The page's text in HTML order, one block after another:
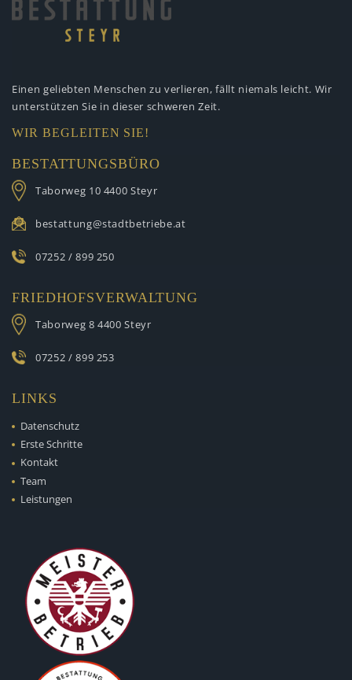
Einen geliebten Menschen zu verlieren, fällt niemals leicht. Wir
unterstützen Sie in dieser schweren Zeit.
WIR BEGLEITEN SIE!
BESTATTUNGSBÜRO
Taborweg 10 4400 Steyr
bestattung@stadtbetriebe.at
07252 / 899 250
FRIEDHOFSVERWALTUNG
Taborweg 8 4400 Steyr
07252 / 899 253
LINKS
Datenschutz
Erste Schritte
Kontakt
Team
Leistungen